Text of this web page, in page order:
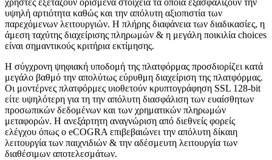
χρήστες εξετάζουν ορισμένα στοιχεία τα οποία εξασφαλίζουν την
υψηλή αρτιότητα καθώς και την απόλυτη αξιοπιστία των
παρεχόμενων λειτουργιών. Η πλήρης διαφάνεια των διαδικασίες, η
άμεση ταχύτης διαχείρισης πληρωμών & η μεγάλη ποικιλία choices
είναι σημαντικούς κριτήρια εκτίμησης.
Η σύγχρονη ψηφιακή υποδομή της πλατφόρμας προσδιορίζει κατά
μεγάλο βαθμό την απολύτως εύρυθμη διαχείριση της πλατφόρμας.
Οι μοντέρνες πλατφόρμες υιοθετούν κρυπτογράφηση SSL 128-bit
είτε υψηλότερη για τη την απόλυτη διασφάλιση των ευαίσθητων
προσωπικών δεδομένων και των χρηματικών πληρωμών
μεταφορών. Η ανεξάρτητη αναγνώριση από διεθνείς φορείς
ελέγχου όπως ο eCOGRA επιβεβαιώνει την απόλυτη δίκαιη
λειτουργία των παιχνιδιών & την αδέσμευτη λειτουργία των
διαθέσιμων αποτελεσμάτων.